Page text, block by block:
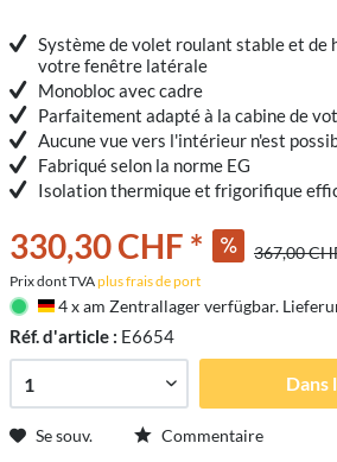
Système de volet roulant stable et de
votre fenêtre latérale
Monobloc avec cadre
Parfaitement adapté à la cabine de
Aucune vue vers l'intérieur n'est
Fabriqué selon la norme EG
Isolation thermique et frigorifique
330,30 CHF * 367,00
Prix dont TVAplus frais de port
Deutschland
4 x am Zentrallager verfügbar.
Réf. d'article : E6654
Dans
Se souv. Commentaire